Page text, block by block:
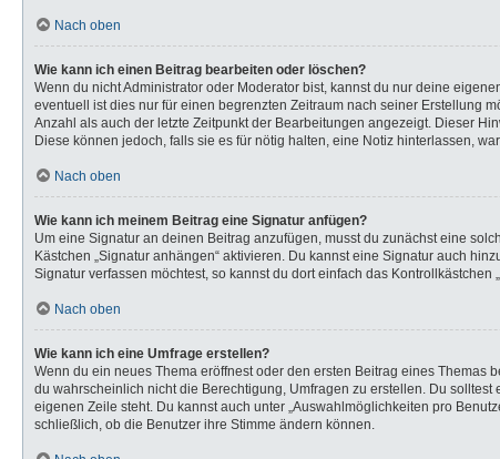
Nach oben
Wie kann ich einen Beitrag bearbeiten oder löschen?
Wenn du nicht Administrator oder Moderator bist, kannst du nur deine
eventuell ist dies nur für einen begrenzten Zeitraum nach seiner Erstellung
Anzahl als auch der letzte Zeitpunkt der Bearbeitungen angezeigt. Dieser
Diese können jedoch, falls sie es für nötig halten, eine Notiz hinterlassen,
Nach oben
Wie kann ich meinem Beitrag eine Signatur anfügen?
Um eine Signatur an deinen Beitrag anzufügen, musst du zunächst eine
Kästchen „Signatur anhängen“ aktivieren. Du kannst eine Signatur auch
Signatur verfassen möchtest, so kannst du dort einfach das Kontrollkästchen
Nach oben
Wie kann ich eine Umfrage erstellen?
Wenn du ein neues Thema eröffnest oder den ersten Beitrag eines Themas
du wahrscheinlich nicht die Berechtigung, Umfragen zu erstellen. Du
eigenen Zeile steht. Du kannst auch unter „Auswahlmöglichkeiten pro
schließlich, ob die Benutzer ihre Stimme ändern können.